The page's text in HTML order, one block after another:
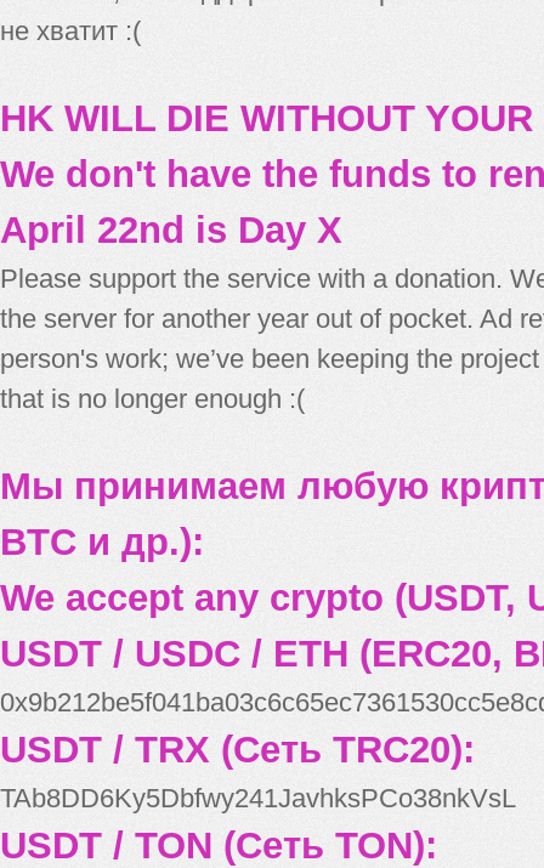
не хватит :(
HK WILL DIE WITHOUT
We don't have the funds to
April 22nd is Day X
Please support the service with a donation.
the server for another year out of pocket. Ad
person's work; we’ve been keeping the
that is no longer enough :(
Мы принимаем любую
BTC и др.):
We accept any crypto (USDT,
USDT / USDC / ETH (ERC20,
USDT / TRX (Сеть TRC20):
TAb8DD6Ky5Dbfwy241JavhksPCo38nkVsL
USDT / TON (Сеть TON):